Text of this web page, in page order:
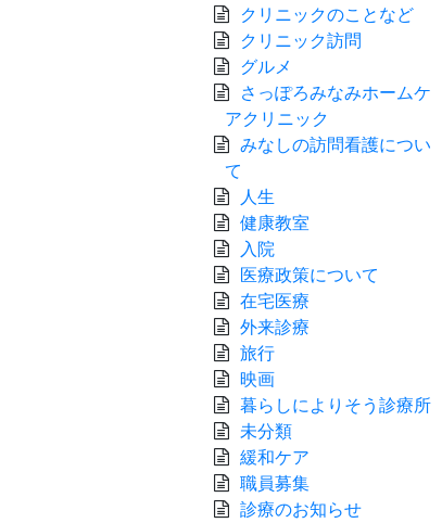
クリニックのことなど
クリニック訪問
グルメ
さっぽろみなみホームケ
アクリニック
みなしの訪問看護につい
て
人生
健康教室
入院
医療政策について
在宅医療
外来診療
旅行
映画
暮らしによりそう診療所
未分類
緩和ケア
職員募集
診療のお知らせ